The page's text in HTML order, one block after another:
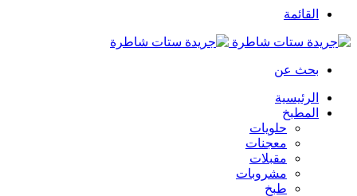
القائمة
بحث عن
الرئيسية
المطبخ
حلويات
معجنات
مقبلات
مشروبات
طبخ